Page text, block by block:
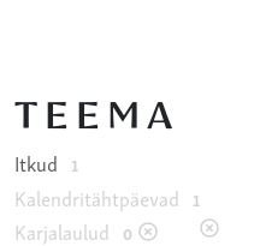
TEEMA
Itkud 1
Kalendritähtpäevad 1
Karjalaulud 0